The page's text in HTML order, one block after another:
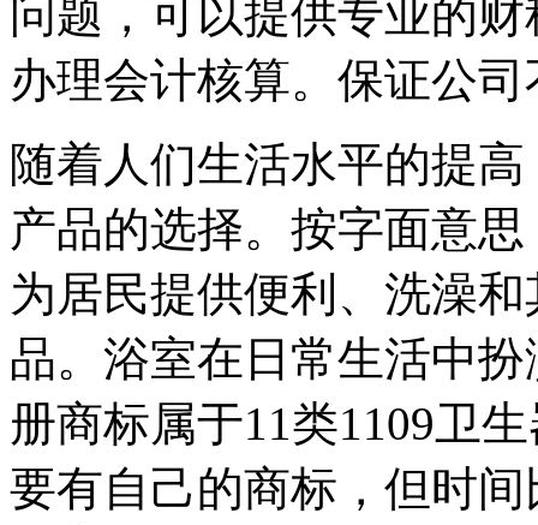
问题，可以提供专业的
办理会计核算。保证公
随着人们生活水平的提
产品的选择。按字面意
为居民提供便利、洗澡
品。浴室在日常生活中
册商标属于11类1109卫
要有自己的商标，但时